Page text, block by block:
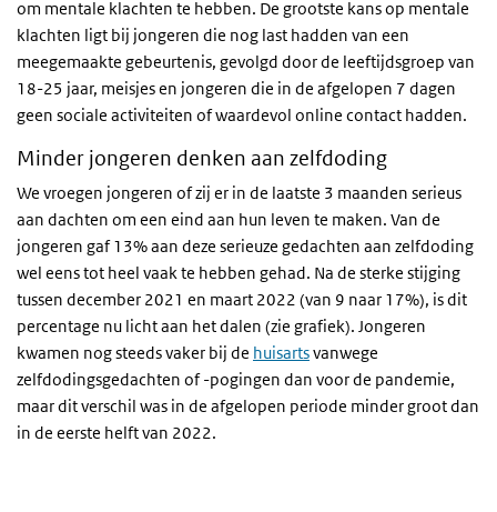
om mentale klachten te hebben. De grootste kans op mentale
klachten ligt bij jongeren die nog last hadden van een
meegemaakte gebeurtenis, gevolgd door de leeftijdsgroep van
18-25 jaar, meisjes en jongeren die in de afgelopen 7 dagen
geen sociale activiteiten of waardevol online contact hadden.
Minder jongeren denken aan zelfdoding
We vroegen jongeren of zij er in de laatste 3 maanden serieus
aan dachten om een eind aan hun leven te maken. Van de
jongeren gaf 13% aan deze serieuze gedachten aan zelfdoding
wel eens tot heel vaak te hebben gehad. Na de sterke stijging
tussen december 2021 en maart 2022 (van 9 naar 17%), is dit
percentage nu licht aan het dalen (zie grafiek). Jongeren
kwamen nog steeds vaker bij de huisartsvanwege
zelfdodingsgedachten of -pogingen dan voor de pandemie,
maar dit verschil was in de afgelopen periode minder groot dan
in de eerste helft van 2022.